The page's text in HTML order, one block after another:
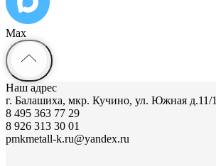
Max
Наш адрес
г. Балашиха, мкр. Кучино, ул. Южная д.11/1
8 495 363 77 29
8 926 313 30 01
pmkmetall-k.ru@yandex.ru